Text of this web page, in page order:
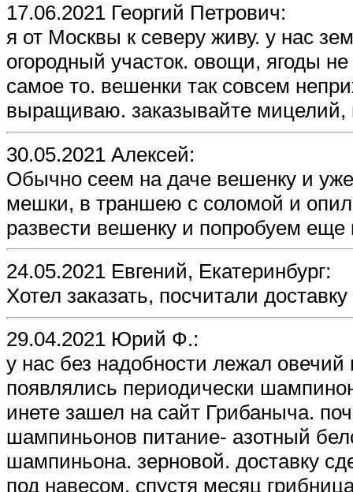
17.06.2021 Георгий Петрович:
я от Москвы к северу живу. у нас
огородный участок. овощи, ягоды
самое то. вешенки так совсем
выращиваю. заказывайте мицелий,
30.05.2021 Алексей:
Обычно сеем на даче вешенку и
мешки, в траншею с соломой и
развести вешенку и попробуем еще
24.05.2021 Евгений, Екатеринбург:
Хотел заказать, посчитали
29.04.2021 Юрий Ф.:
у нас без надобности лежал
появлялись периодически
инете зашел на сайт Грибаныча.
шампиньонов питание- азотный
шампиньона. зерновой. доставку
под навесом. спустя месяц